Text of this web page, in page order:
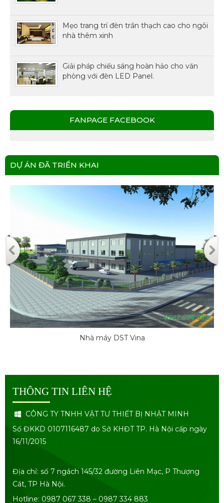
Mẹo trang trí đèn trần thạch cao cho ngôi
nhà thêm xinh
Giải pháp chiếu sáng hoàn hảo cho văn
phòng với đèn LED Panel.
FANPAGE FACEBOOK
DỰ ÁN ĐÃ TRIỂN KHAI
Nhà máy DST Vina
THÔNG TIN LIÊN HỆ
CÔNG TY TNHH VẬT TƯ THIẾT BỊ NHẬT MINH
Số ĐKKD 0107116487 do Sở KHĐT TP. Hà Nội cấp ngày
16/11/2015
Địa chỉ: số 7 ngách 145/32 đường Liên Mạc, P Thượng
Cát, TP Hà Nội.
Hotline: 0987 067 338 – 0987 334 883